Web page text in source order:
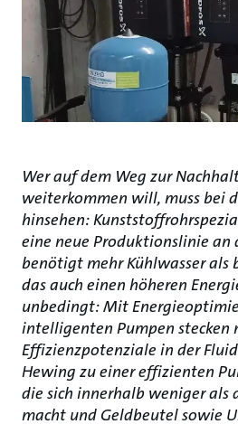
Wer auf dem Weg zur
weiterkommen will, muss bei
hinsehen:
eine neue Produktionslinie an
benötigt mehr Kühlwasser als
das auch einen höheren
unbedingt: Mit
intelligenten Pumpen stecken
Effizienzpotenziale in der
Hewing zu einer effizienten
die sich innerhalb weniger als
macht und Geldbeutel sowie